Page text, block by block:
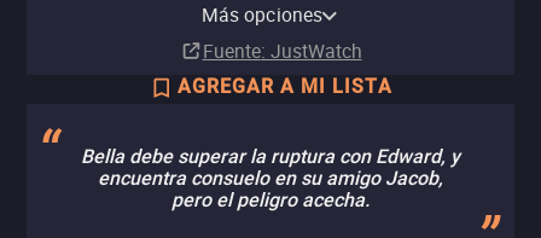
Más opciones
Fuente: JustWatch
AGREGAR A MI LISTA
Bella debe superar la ruptura con Edward, y
encuentra consuelo en su amigo Jacob,
pero el peligro acecha.